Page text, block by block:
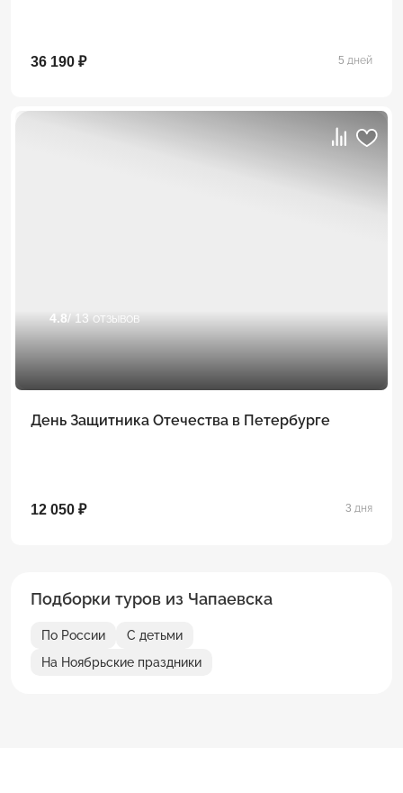
36 190 ₽ 5 дней
4.8/ 13 отзывов
День Защитника Отечества в Петербурге
12 050 ₽ 3 дня
Подборки туров из Чапаевска
По России
С детьми
На Ноябрьские праздники